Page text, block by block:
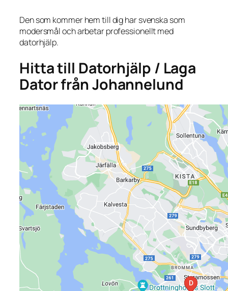
Den som kommer hem till dig har svenska som
modersmål och arbetar professionellt med
datorhjälp.
Hitta till Datorhjälp / Laga
Dator från Johannelund